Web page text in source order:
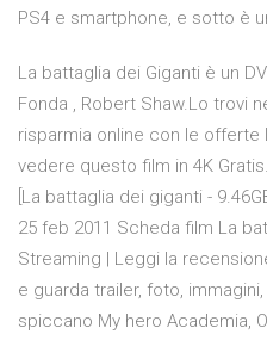
PS4 e smartphone, e sotto è
La battaglia dei Giganti è un
Fonda , Robert Shaw.Lo trovi
risparmia online con le offerte
vedere questo film in 4K
[La battaglia dei giganti -
25 feb 2011 Scheda film La
Streaming | Leggi la
e guarda trailer, foto,
spiccano My hero Academia,